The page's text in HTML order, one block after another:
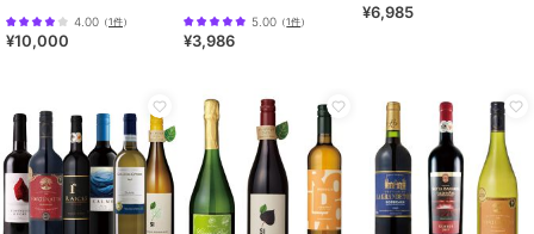
4.00 （1件）
¥10,000
5.00 （1件）
¥3,986
¥6,985